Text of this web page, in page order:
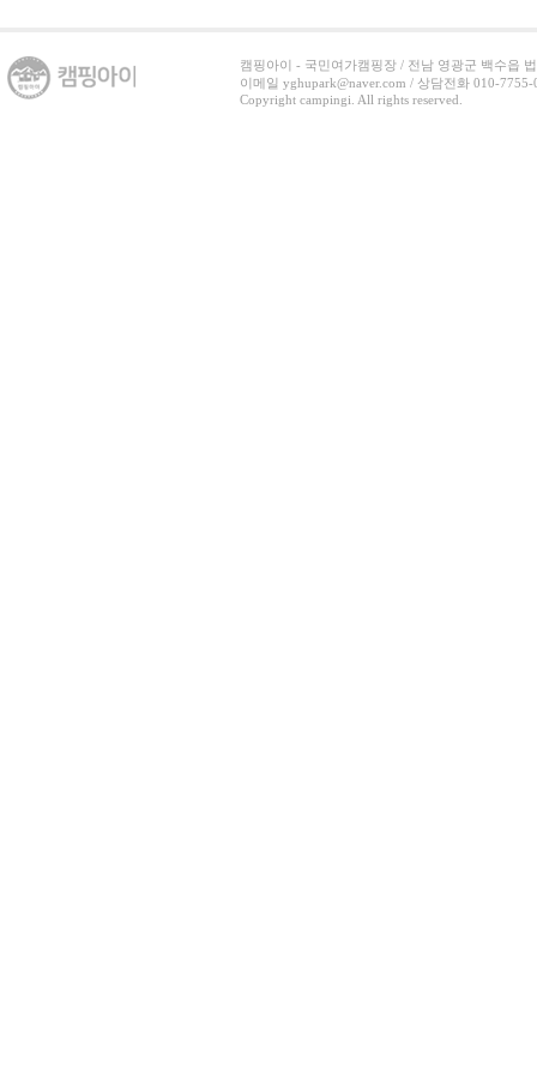
캠핑아이 - 국민여가캠핑장 / 전남 영광군 백수읍
이메일 yghupark@naver.com / 상담전화 010-
Copyright campingi. All rights reserved.